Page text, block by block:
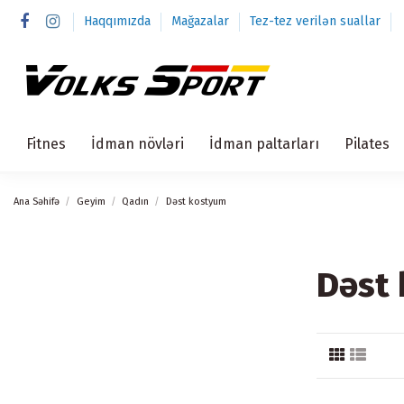
Haqqımızda Mağazalar Tez-tez verilən suallar
Fitnes İdman növləri İdman paltarları Pilates
Ana Səhifə Geyim Qadın Dəst kostyum
Dəst